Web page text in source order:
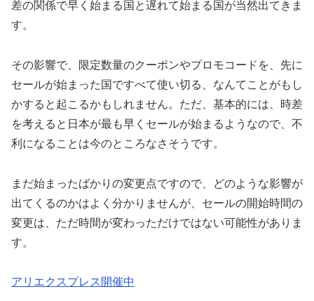
差の関係で早く始まる国と遅れて始まる国が当然出てきま
す。
その影響で、限定数量のクーポンやプロモコードを、先に
セールが始まった国ですべて使い切る、なんてことがもし
かすると起こるかもしれません。ただ、基本的には、時差
を考えると日本が最も早くセールが始まるようなので、不
利になることは今のところなさそうです。
まだ始まったばかりの変更点ですので、どのような影響が
出てくるのかはよく分かりませんが、セールの開始時間の
変更は、ただ時間が変わっただけではない可能性がありま
す。
アリエクスプレス開催中